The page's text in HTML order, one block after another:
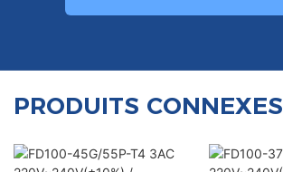
PRODUITS CONNEXES